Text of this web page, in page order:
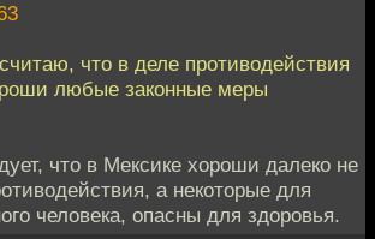
что в деле противодействия
любые законные меры
что в Мексике хороши далеко не
а некоторые для
человека, опасны для здоровья.